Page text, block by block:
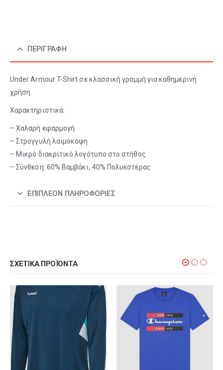
ΠΕΡΙΓΡΑΦΉ
Under Armour T-Shirt σε κλασσική γραμμή για καθημερινή
χρήση.
Χαρακτηριστικά:
– Χαλαρή εφαρμογή
– Στρογγυλή λαιμόκοψη
– Μικρό διακριτικό λογότυπο στο στήθος
– Σύνθεση: 60% Βαμβάκι, 40% Πολυεστέρας
ΕΠΙΠΛΈΟΝ ΠΛΗΡΟΦΟΡΊΕΣ
ΣΧΕΤΙΚΆ ΠΡΟΪΌΝΤΑ